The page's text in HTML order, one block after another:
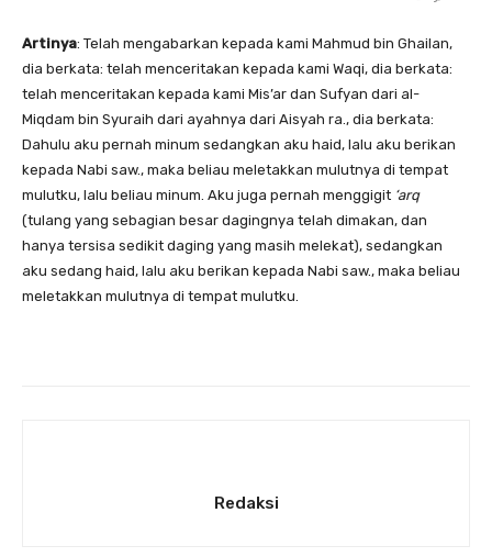
Artinya: Telah mengabarkan kepada kami Mahmud bin Ghailan,
dia berkata: telah menceritakan kepada kami Waqi, dia berkata:
telah menceritakan kepada kami Mis’ar dan Sufyan dari al-
Miqdam bin Syuraih dari ayahnya dari Aisyah ra., dia berkata:
Dahulu aku pernah minum sedangkan aku haid, lalu aku berikan
kepada Nabi saw., maka beliau meletakkan mulutnya di tempat
mulutku, lalu beliau minum. Aku juga pernah menggigit ‘arq
(tulang yang sebagian besar dagingnya telah dimakan, dan
hanya tersisa sedikit daging yang masih melekat), sedangkan
aku sedang haid, lalu aku berikan kepada Nabi saw., maka beliau
meletakkan mulutnya di tempat mulutku.
Redaksi